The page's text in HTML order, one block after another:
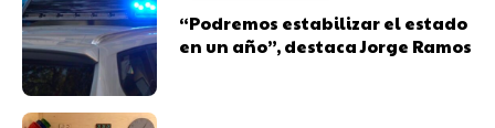
“Podremos estabilizar el estado
en un año”, destaca Jorge Ramos